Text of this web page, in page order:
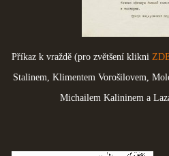
Příkaz k vraždě (pro zvětšení klikni
Stalinem, Klimentem Vorošilovem,
Michailem Kalininem a